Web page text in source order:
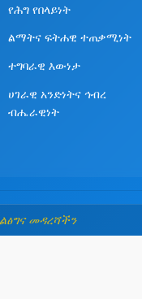
የሕግ የበላይነት
ልማትና ፍትሐዊ ተጠቃሚነት
ተግባራዊ እውነታ
ሀገራዊ አንድነትና ኅብረ
ብሔራዊነት
መዳረሻችን